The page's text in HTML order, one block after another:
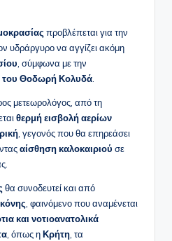
προβλέπεται για την
υδράργυρο να αγγίζει ακόμη
, σύμφωνα με την
του Θοδωρή Κολυδά
μετεωρολόγος, από τη
θερμή εισβολή αερίων
, γεγονός που θα επηρεάσει
αίσθηση καλοκαιριού σε
θα συνοδευτεί και από
, φαινόμενο που αναμένεται
και νοτιοανατολικά
, όπως ηΚρήτη , τα